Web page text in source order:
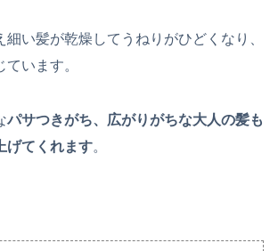
い髪が乾燥してうねりがひどくなり、
います。
パサつきがち、広がりがちな大人の髪も
げてくれます。